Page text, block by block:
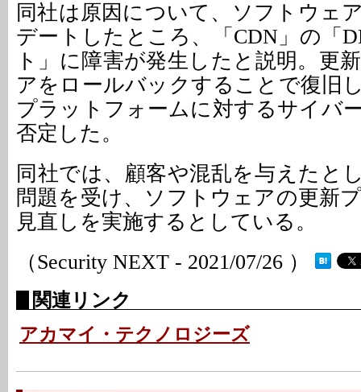
同社は原因について、ソフトウェ
デートしたところ、「CDN」の「
ト」に障害が発生したと説明。更
アをロールバックすることで復旧
プラットフォームに対するサイバ
否定した。
同社では、顧客や混乱を与えたと
問題を受け、ソフトウェアの更新
見直しを実施するとしている。
（Security NEXT - 2021/07/26 ）
関連リンク
アカマイ・テクノロジーズ